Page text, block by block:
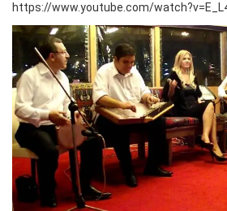
https://www.youtube.com/